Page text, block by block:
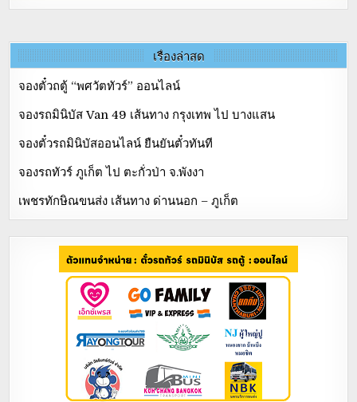
เรื่องล่าสุด
จองตั๋วถตู้ “พศวัตทัวร์” ออนไลน์
จองรถมินิบัส Van 49 เส้นทาง กรุงเทพ ไป บางแสน
จองตั๋วรถมินิบัสออนไลน์ ยืนยันตั๋วทันที
จองรถทัวร์ ภูเก็ต ไป ตะกั่วป่า จ.พังงา
เพชรทักษิณขนส่ง เส้นทาง ด่านนอก – ภูเก็ต